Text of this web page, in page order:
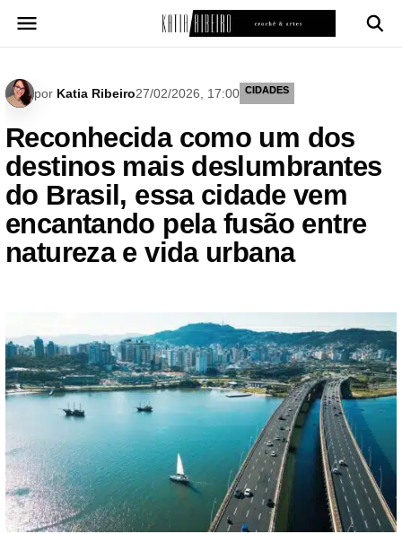
para
por Katia Ribeiro27/02/2026, 17:00 CIDADES
Reconhecida como um dos
destinos mais deslumbrantes
do Brasil, essa cidade vem
encantando pela fusão entre
natureza e vida urbana